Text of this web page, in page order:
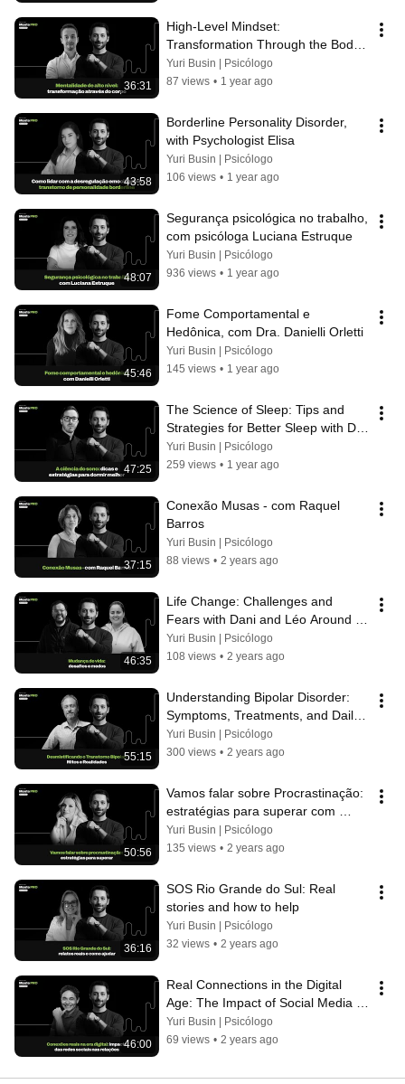
36:31
High-Level Mindset:
Transformation Through the Body,
with Physical Therapist Diogo
Christofoli
Yuri Busin | Psicólogo
87 views • 1 year ago
43:58
Borderline Personality Disorder,
with Psychologist Elisa
Yuri Busin | Psicólogo
106 views • 1 year ago
48:07
Segurança psicológica no trabalho,
com psicóloga Luciana Estruque
Yuri Busin | Psicólogo
936 views • 1 year ago
45:46
Fome Comportamental e
Hedônica, com Dra. Danielli Orletti
Yuri Busin | Psicólogo
145 views • 1 year ago
47:25
The Science of Sleep: Tips and
Strategies for Better Sleep with Dr.
Yuri Barbieri
Yuri Busin | Psicólogo
259 views • 1 year ago
37:15
Conexão Musas - com Raquel
Barros
Yuri Busin | Psicólogo
88 views • 2 years ago
46:35
Life Change: Challenges and
Fears with Dani and Léo Around
the World
Yuri Busin | Psicólogo
108 views • 2 years ago
55:15
Understanding Bipolar Disorder:
Symptoms, Treatments, and Daily
Life with Dr. Douglas Calderoni
Yuri Busin | Psicólogo
300 views • 2 years ago
50:56
Vamos falar sobre Procrastinação:
estratégias para superar com
Rafaela Freire
Yuri Busin | Psicólogo
135 views • 2 years ago
36:16
SOS Rio Grande do Sul: Real
stories and how to help
Yuri Busin | Psicólogo
32 views • 2 years ago
46:00
Real Connections in the Digital
Age: The Impact of Social Media
on Relationships with Dr. Jairo B...
Yuri Busin | Psicólogo
69 views • 2 years ago